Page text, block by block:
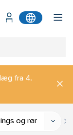
fra 4.
og rør